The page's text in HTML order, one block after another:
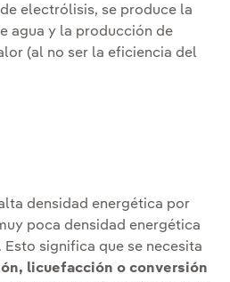
electrólisis, se produce la
agua y la producción de
(al no ser la eficiencia del
densidad energética por
poca densidad energética
significa que se necesita
licuefacción o conversión